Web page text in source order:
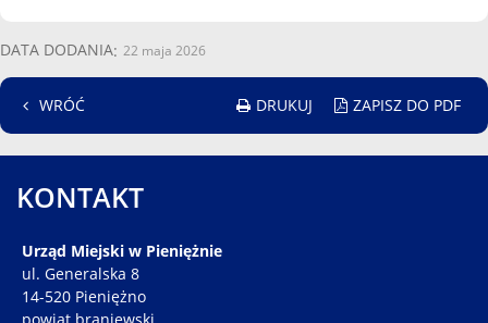
DATA DODANIA 22 maja 2026
WRÓĆ DRUKUJ ZAPISZ DO PDF
KONTAKT
Urząd Miejski w Pieniężnie
ul. Generalska 8
14-520 Pieniężno
powiat braniewski